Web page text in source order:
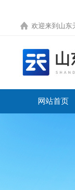
欢迎来到 山东
网站首页